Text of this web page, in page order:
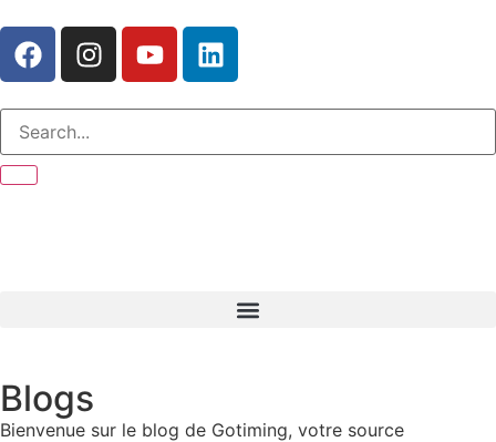
Blogs
Bienvenue sur le blog de Gotiming, votre source